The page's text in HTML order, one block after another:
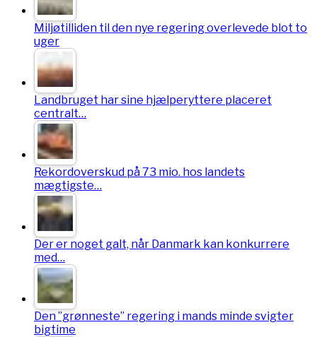
Miljøtilliden til den nye regering overlevede blot to
uger
Landbruget har sine hjælperyttere placeret
centralt…
Rekordoverskud på 73 mio. hos landets
mægtigste…
Der er noget galt, når Danmark kan konkurrere
med…
Den ”grønneste” regering i mands minde svigter
bigtime